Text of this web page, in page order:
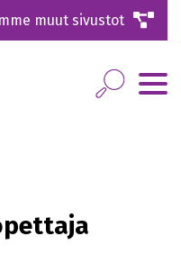
muut sivustot